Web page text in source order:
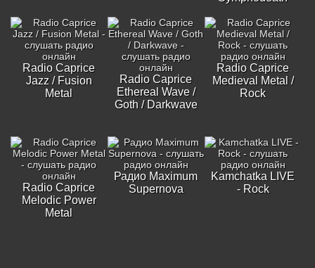
Radio Caprice
Jazz / Fusion
Metal
Radio Caprice
Ethereal Wave /
Goth / Darkwave
Radio Caprice
Medieval Metal /
Rock
Radio Caprice
Melodic Power
Metal
Радио Maximum
Supernova
Kamchatka LIVE
- Rock